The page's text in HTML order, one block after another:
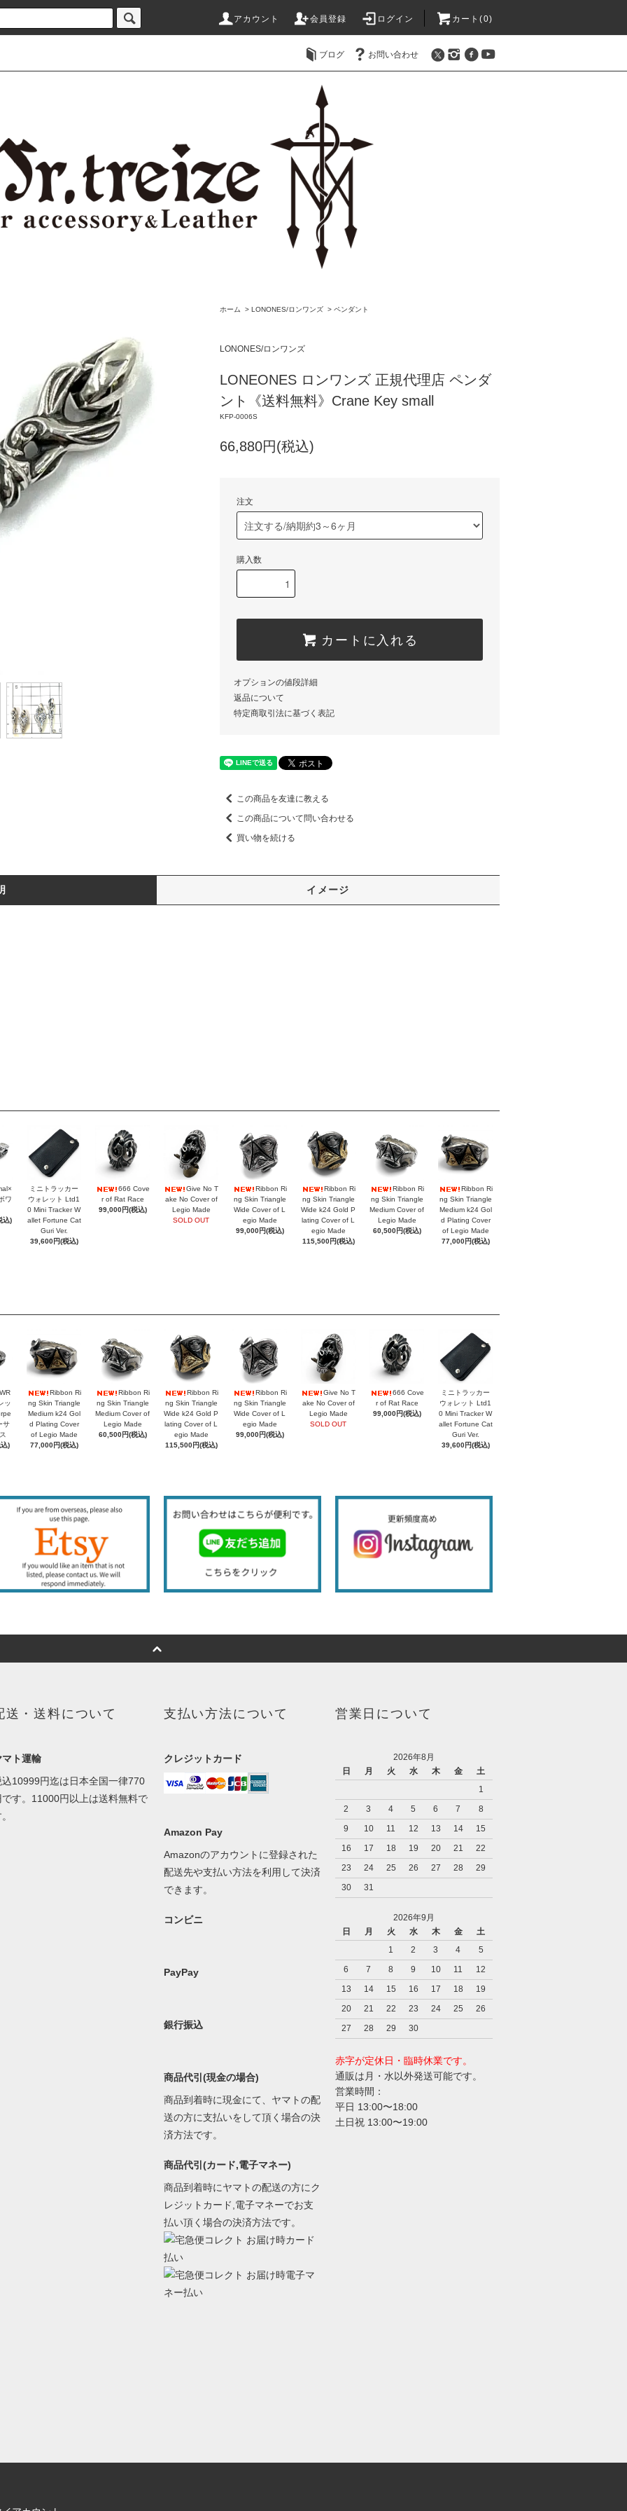
アカウント 会員登録 ログイン カート(0)
ブログ お問い合わせ
ホーム > LONONES/ロンワンズ > ペンダント
LONONES/ロンワンズ
LONEONES ロンワンズ 正規代理店 ペンダ
ント《送料無料》Crane Key small
KFP-0006S
66,880円(税込)
注文
購入数
カートに入れる
オプションの値段詳細
返品について
特定商取引法に基づく表記
この商品を友達に教える
この商品について問い合わせる
買い物を続ける
イメージ
ワ
込)
ミニトラッカー
ウォレット Ltd1
0 Mini Tracker W
allet Fortune Cat
Guri Ver.
39,600円(税込)
666 Cove
r of Rat Race
99,000円(税込)
Give No T
ake No Cover of
Legio Made
SOLD OUT
Ribbon Ri
ng Skin Triangle
Wide Cover of L
egio Made
99,000円(税込)
Ribbon Ri
ng Skin Triangle
Wide k24 Gold P
lating Cover of L
egio Made
115,500円(税込)
Ribbon Ri
ng Skin Triangle
Medium Cover of
Legio Made
60,500円(税込)
Ribbon Ri
ng Skin Triangle
Medium k24 Gol
d Plating Cover
of Legio Made
77,000円(税込)
ッ
サ
)
Ribbon Ri
ng Skin Triangle
Medium k24 Gol
d Plating Cover
of Legio Made
77,000円(税込)
Ribbon Ri
ng Skin Triangle
Medium Cover of
Legio Made
60,500円(税込)
Ribbon Ri
ng Skin Triangle
Wide k24 Gold P
lating Cover of L
egio Made
115,500円(税込)
Ribbon Ri
ng Skin Triangle
Wide Cover of L
egio Made
99,000円(税込)
Give No T
ake No Cover of
Legio Made
SOLD OUT
666 Cove
r of Rat Race
99,000円(税込)
ミニトラッカー
ウォレット Ltd1
0 Mini Tracker W
allet Fortune Cat
Guri Ver.
39,600円(税込)
送・送料について
マト運輸
込10999円迄は日本全国一律770
です。11000円以上は送料無料で
支払い方法について
クレジットカード
Amazon Pay
Amazonのアカウントに登録された
配送先や支払い方法を利用して決済
できます。
コンビニ
PayPay
銀行振込
商品代引(現金の場合)
商品到着時に現金にて、ヤマトの配
送の方に支払いをして頂く場合の決
済方法です。
商品代引(カード,電子マネー)
商品到着時にヤマトの配送の方にク
レジットカード,電子マネーでお支
払い頂く場合の決済方法です。
営業日について
2026年8月
日
月 火 水 木 金
土
1
2
3 4 5 6 7
8
9
10 11 12 13 14
15
16
17 18 19 20 21
22
23
24 25 26 27 28
29
30
31
2026年9月
日
月 火 水 木 金
土
1
2 3 4
5
6
7 8 9 10 11
12
13
14 15 16 17 18
19
20
21 22 23 24 25
26
27
28 29 30
赤字が定休日・臨時休業です。
通販は月・水以外発送可能です。
営業時間：
平日 13:00〜18:00
土日祝 13:00〜19:00